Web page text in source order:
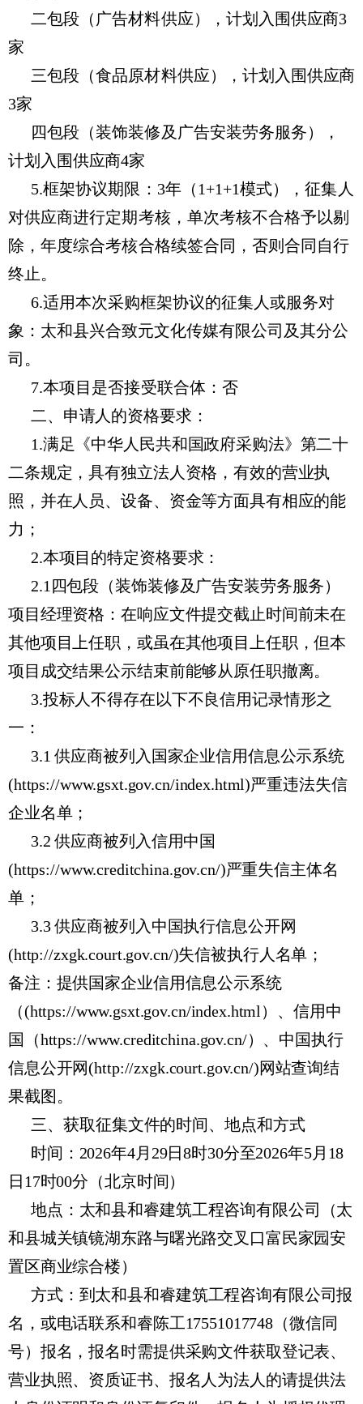
二包段（广告材料供应），计划 入围供应商3
家
三包段（食品原材料供应），计划 入围供应商
3家
四包段（装饰装修及广告安装劳务服务），
计划 入围供应商4家
5.框架协议期限：3年（1+1+1模式），征集人
对供应商进行定期考核，单次考核不合格予以剔
除，年度综合考核合格续签合同，否则合同自行
终止。
6.适用本次采购框架协议的征集人或服务对
象： 太和县兴合致元文化传媒有限公司及其分公
司 。
7.本项目是否接受联合体：否
二、申请人的资格要求 ：
1.满足《中华人民共和国政府采购法》第二十
二条规定，具有独立法人资格，有效的营业执
照，并在人员、设备、资金等方面具有相应的能
力；
2.本项目的特定资格要求：
2.1四包段（装饰装修及广告安装劳务服务）
项目经理资格：在响应文件提交截止时间前未在
其他项目上任职，或虽在其他项目上任职，但本
项目成交结果公示结束前能够从原任职撤离。
3.投标人不得存在以下不良信用记录情形之
一：
3.1 供应商被列入国家企业信用信息公示系统
(https://www.gsxt.gov.cn/index.html)严重违法失信
企业名单；
3.2 供应商被列入信用中国
(https://www.creditchina.gov.cn/)严重失信主体名
单；
3.3 供应商被列入中国执行信息公开网
(http://zxgk.court.gov.cn/)失信被执行人名单；
备注：提供国家企业信用信息公示系统
（(https://www.gsxt.gov.cn/index.html）、信用中
国（https://www.creditchina.gov.cn/）、中国执行
信息公开网(http://zxgk.court.gov.cn/)网站查询结
果截图。
三、获取征集文件的时间、地点和方式
时间：2026年4月29日8时30分至2026年5月18
日17时00分（北京时间）
地点：太和县和睿建筑工程咨询有限公司（太
和县城关镇镜湖东路与曙光路交叉口富民家园安
置区商业综合楼）
方式：到太和县和睿建筑工程咨询有限公司报
名，或电话联系和睿陈工17551017748（微信同
号）报名，报名时需提供采购文件获取登记表、
营业执照、资质证书、报名人为法人的请提供法